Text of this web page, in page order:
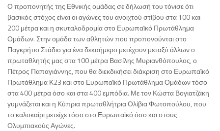
Ο προπονητής της Εθνικής ομάδας σε δήλωσή του τόνισε ότι
βασικός στόχος είναι οι αγώνες του ανοιχτού στίβου στα 100 και
200 μέτρα και η σκυταλοδρομία στο Ευρωπαϊκό Πρωτάθλημα
Ομάδων. Στην ομάδα των αθλητών που προπονούνται στο
Παγκρήτιο Στάδιο για ένα δεκαήμερο μετέχουν μεταξύ άλλων ο
πρωταθλητής μας στα 100 μέτρα Βασίλης Μυριανθόπουλος, ο
Πέτρος Παπαγιάννης, που θα διεκδικήσει διάκριση στο Ευρωπαϊκό
Πρωτάθλημα Κ23 και στο Ευρωπαϊκό Πρωτάθλημα Ομάδων τόσο
στα 400 μέτρα όσο και στα 400 εμπόδια. Με τον Κώστα Βογιατζάκη
γυμνάζεται και η Κύπρια πρωταθλήτρια Ολίβια Φωτοπούλου, που
το καλοκαίρι μετείχε τόσο στο Ευρωπαϊκό όσο και στους
Ολυμπιακούς Αγώνες.